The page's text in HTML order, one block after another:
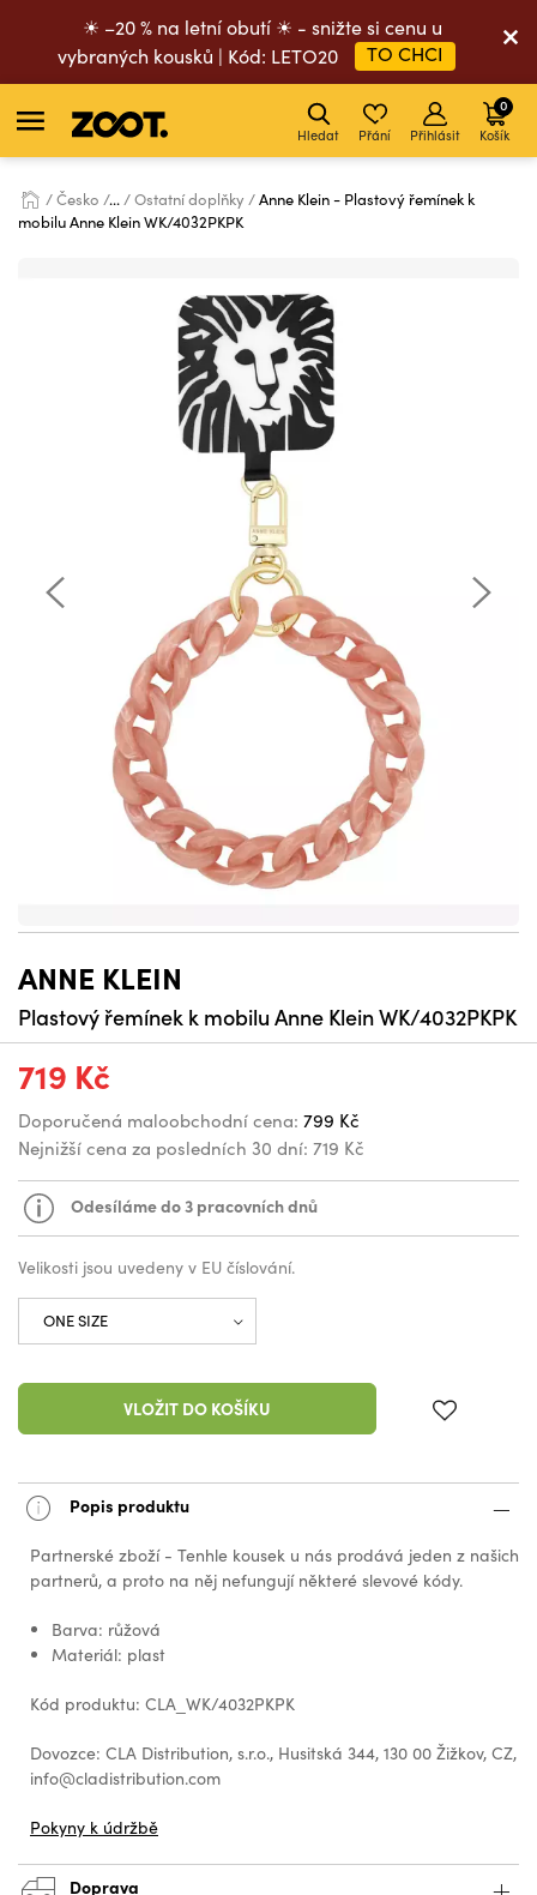
☀ –20 % na letní obutí ☀ - snižte si cenu u
vybraných kousků | Kód: LETO20
TO CHCI
Hledat Přání Přihlásit Košík
0
Česko ... Ostatní doplňky
Anne Klein - Plastový řemínek k
mobilu Anne Klein WK/4032PKPK
ANNE KLEIN
Plastový řemínek k mobilu Anne Klein WK/4032PKPK
719 Kč
Doporučená maloobchodní cena: 799 Kč
Nejnižší cena za posledních 30 dní: 719 Kč
Odesíláme do 3 pracovních dnů
Velikosti jsou uvedeny v EU číslování.
VLOŽIT DO KOŠÍKU
Popis produktu
Partnerské zboží - Tenhle kousek u nás prodává jeden z našich
partnerů, a proto na něj nefungují některé slevové kódy.
Barva: růžová
Materiál: plast
Kód produktu: CLA_WK/4032PKPK
Dovozce: CLA Distribution, s.r.o., Husitská 344, 130 00 Žižkov, CZ,
info@cladistribution.com
Pokyny k údržbě
Doprava